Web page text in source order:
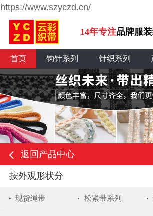
https://www.szyczd.cn/
14年专注品牌服
首页 钩针系列 针织系列
返回产品中心
按外观形状分
现货绳带 松紧带系列